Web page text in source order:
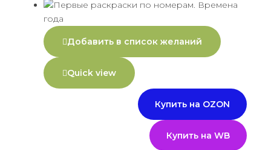
Добавить в список желаний
Quick view
Купить на OZON
Купить на WB